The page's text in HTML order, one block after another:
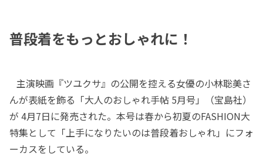
普段着をもっとおしゃれに！
主演映画『ツユクサ』の公開を控える女優の小林聡美さ
んが表紙を飾る「大人のおしゃれ手帖 5月号」（宝島社）
が 4月7日に発売された。本号は春から初夏のFASHION大
特集として「上手になりたいのは普段着おしゃれ」にフォ
ーカスをしている。